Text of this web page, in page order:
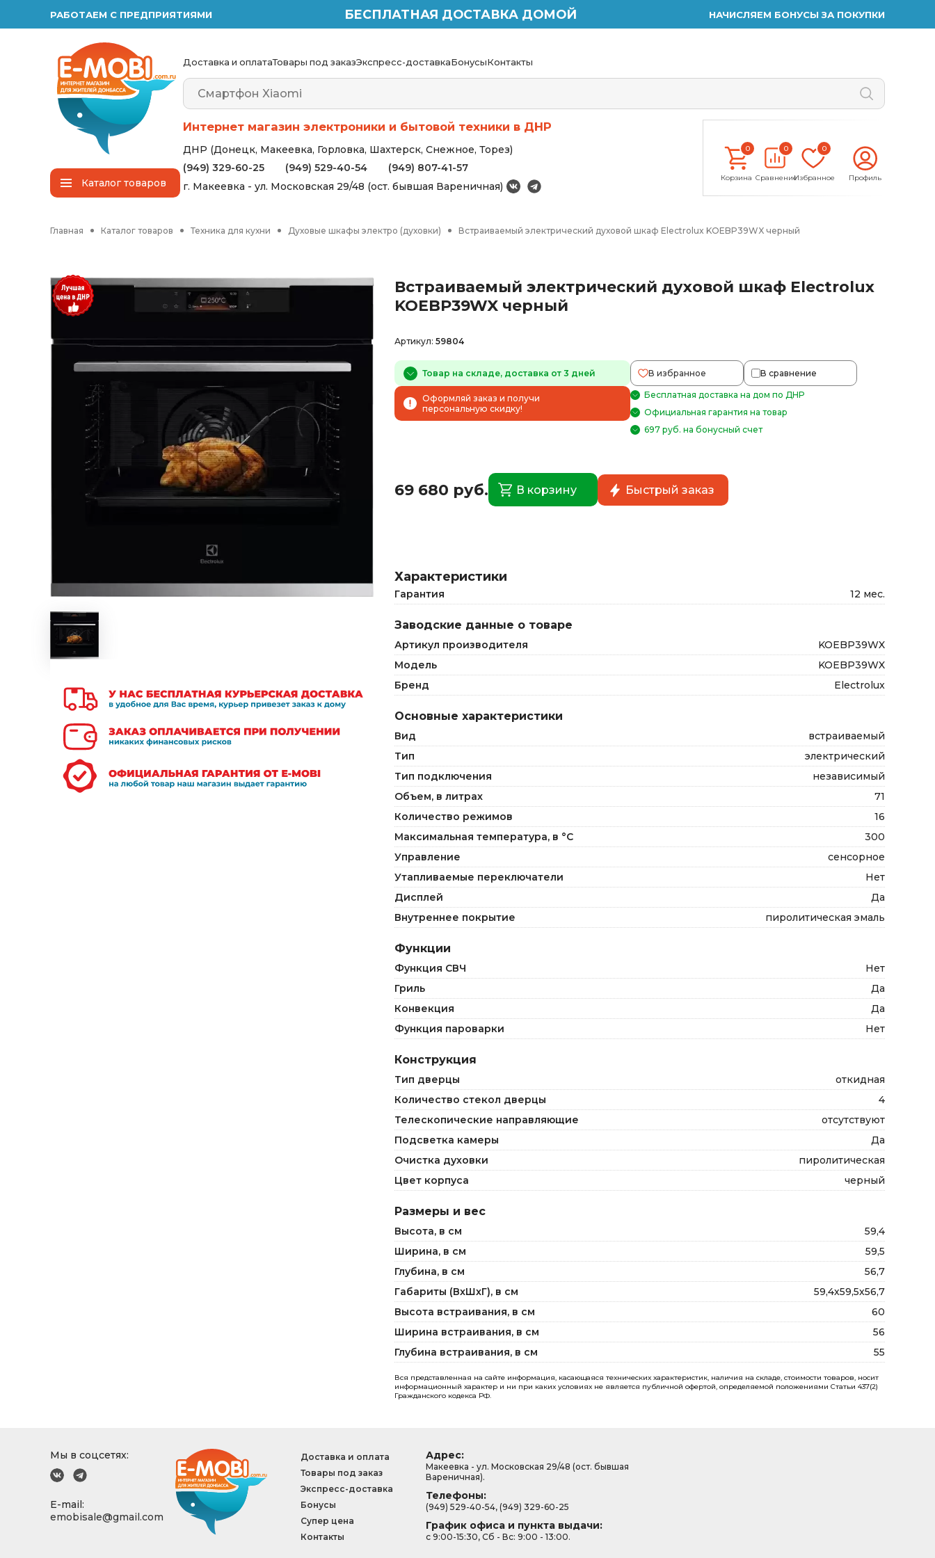
РАБОТАЕМ С ПРЕДПРИЯТИЯМИ БЕСПЛАТНАЯ ДОСТАВКА ДОМОЙ НАЧИСЛЯЕМ БОНУСЫ ЗА ПОКУПКИ
Каталогтоваров
Доставка и оплатаТовары под заказЭкспресс-доставкаБонусыКонтакты
Интернет магазин электроники и бытовой техники в ДНР
ДНР (Донецк, Макеевка, Горловка, Шахтерск, Снежное, Торез)
(949) 329-60-25
(949) 529-40-54
(949) 807-41-57
г. Макеевка - ул. Московская 29/48 (ост. бывшая Вареничная)
0
Корзина
0
Сравнение
0
Избранное Профиль
Главная Каталог товаров Техника для кухни Духовые шкафы электро (духовки) Встраиваемый электрический духовой шкаф Electrolux KOEBP39WX черный
Встраиваемый электрический духовой шкаф Electrolux
KOEBP39WX черный
Артикул: 59804
Товар на складе, доставка от 3 дней В избранное В сравнение
Оформляй заказ и получи
персональную скидку!
Бесплатная доставка на дом по ДНР
Официальная гарантия на товар
697 руб. на бонусный счет
69 680 руб. В корзину Быстрый заказ
Характеристики
Гарантия 12 мес.
Заводские данные о товаре
Артикул производителя
KOEBP39WX
Модель
KOEBP39WX
Бренд
Electrolux
Основные характеристики
Вид
встраиваемый
Тип
электрический
Тип подключения
независимый
Объем, в литрах
71
Количество режимов
16
Максимальная температура, в °C
300
Управление
сенсорное
Утапливаемые переключатели
Нет
Дисплей
Да
Внутреннее покрытие
пиролитическая эмаль
Функции
Функция СВЧ
Нет
Гриль
Да
Конвекция
Да
Функция пароварки
Нет
Конструкция
Тип дверцы
откидная
Количество стекол дверцы
4
Телескопические направляющие
отсутствуют
Подсветка камеры
Да
Очистка духовки
пиролитическая
Цвет корпуса
черный
Размеры и вес
Высота, в см
59,4
Ширина, в см
59,5
Глубина, в см
56,7
Габариты (ВxШxГ), в см
59,4х59,5х56,7
Высота встраивания, в см
60
Ширина встраивания, в см
56
Глубина встраивания, в см
55
Вся представленная на сайте информация, касающаяся технических характеристик, наличия на складе, стоимости товаров, носит
информационный характер и ни при каких условиях не является публичной офертой, определяемой положениями Статьи 437(2)
Гражданского кодекса РФ.
Мы в соцсетях:
E-mail:
emobisale@gmail.com
Доставка и оплата
Товары под заказ
Экспресс-доставка
Бонусы
Супер цена
Контакты
Адрес:
Макеевка - ул. Московская 29/48 (ост. бывшая
Вареничная).
Телефоны:
(949) 529-40-54, (949) 329-60-25
График офиса и пункта выдачи:
с 9:00-15:30, Сб - Вс: 9:00 - 13:00.